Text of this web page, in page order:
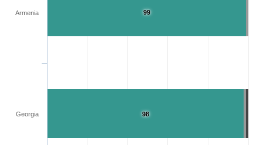
99
98
Armenia
Georgia